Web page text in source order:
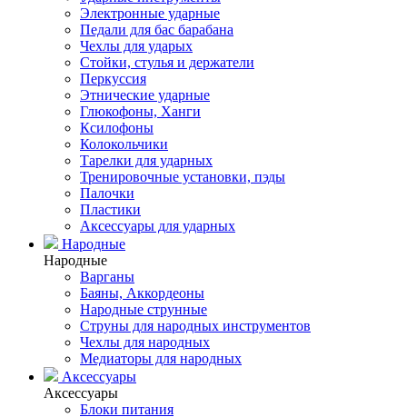
Электронные ударные
Педали для бас барабана
Чехлы для ударых
Стойки, стулья и держатели
Перкуссия
Этнические ударные
Глюкофоны, Ханги
Ксилофоны
Колокольчики
Тарелки для ударных
Тренировочные установки, пэды
Палочки
Пластики
Аксессуары для ударных
Народные
Народные
Варганы
Баяны, Аккордеоны
Народные струнные
Струны для народных инструментов
Чехлы для народных
Медиаторы для народных
Аксессуары
Аксессуары
Блоки питания